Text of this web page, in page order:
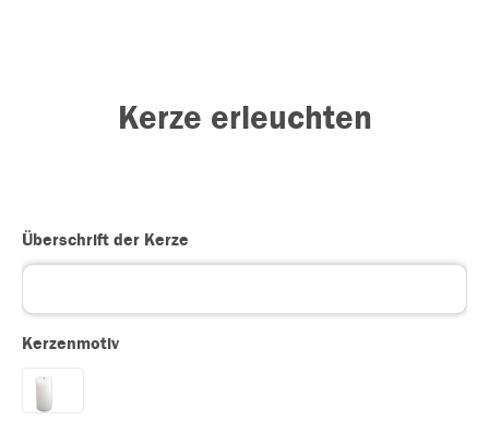
Kerze erleuchten
Überschrift der Kerze
Kerzenmotiv